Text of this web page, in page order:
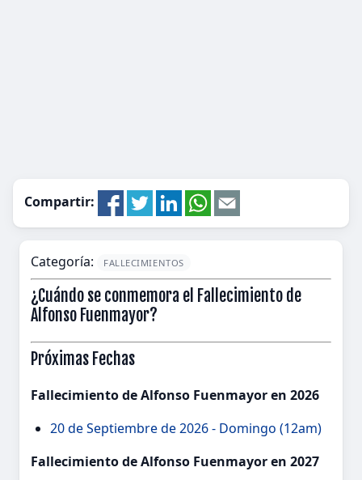
Compartir:
Categoría: FALLECIMIENTOS
¿Cuándo se conmemora el Fallecimiento de
Alfonso Fuenmayor?
Próximas Fechas
Fallecimiento de Alfonso Fuenmayor en 2026
20 de Septiembre de 2026 - Domingo (12am)
Fallecimiento de Alfonso Fuenmayor en 2027